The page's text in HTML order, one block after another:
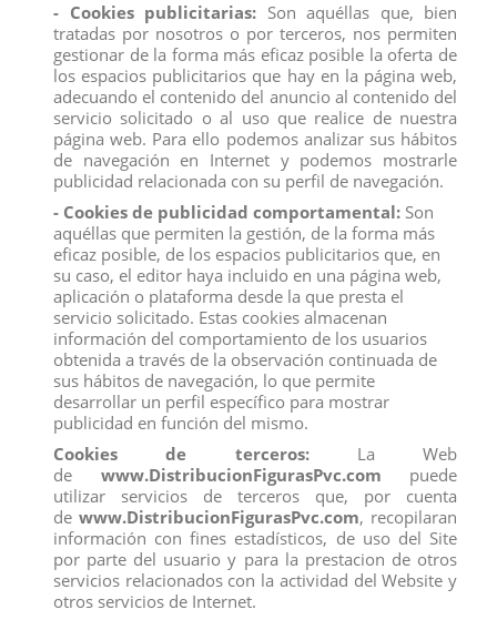
Medidas: 21 cm
Producto no recomendado para menores de 4 años.
Producto no recomendado para menores de 4 años.
Todos los productos de nuestrocatálogo obtienen el certificado
exigido por la U.E.
Compraahora y recíbelo en 24/48 horas en su establecimiento.
Recuerde que disponemos de un
donde le atendemos
personalmente, pregúntenos sus dudas.
Somos una empresa avalada por una granexperienciaen
mercadodedistribucióny venta al por mayor.
Calificación
Comentarios (0)
No hay reseñas de clientes en este momento.
Los clientes que adquirieron este producto también
compraron:
- Cookies publicitarias: Son aquéllas que, bien
tratadas por nosotros o por terceros, nos permiten
gestionar de la forma más eficaz posible la oferta de
los espacios publicitarios que hay en la página web,
adecuando el contenido del anuncio al contenido del
servicio solicitado o al uso que realice de nuestra
página web. Para ello podemos analizar sus hábitos
de navegación en Internet y podemos mostrarle
publicidad relacionada con su perfil de navegación.
- Cookies de publicidad comportamental: Son
aquéllas que permiten la gestión, de la forma más
eficaz posible, de los espacios publicitarios que, en
su caso, el editor haya incluido en una página web,
aplicación o plataforma desde la que presta el
servicio solicitado. Estas cookies almacenan
información del comportamiento de los usuarios
obtenida a través de la observación continuada de
sus hábitos de navegación, lo que permite
desarrollar un perfil específico para mostrar
publicidad en función del mismo.
Cookies de terceros:La Web
de www.DistribucionFigurasPvc.com puede
utilizar servicios de terceros que, por cuenta
de www.DistribucionFigurasPvc.com, recopilaran
información con fines estadísticos, de uso del Site
por parte del usuario y para la prestacion de otros
servicios relacionados con la actividad del Website y
otros servicios de Internet.